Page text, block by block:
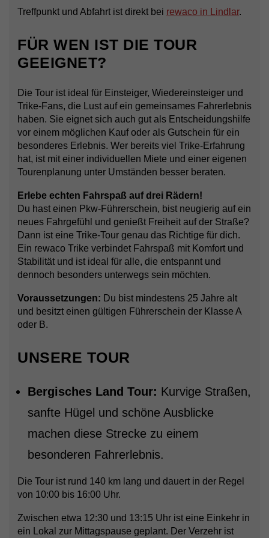
Treffpunkt und Abfahrt ist direkt bei rewaco in Lindlar.
FÜR WEN IST DIE TOUR
GEEIGNET?
Die Tour ist ideal für Einsteiger, Wiedereinsteiger und
Trike-Fans, die Lust auf ein gemeinsames Fahrerlebnis
haben. Sie eignet sich auch gut als Entscheidungshilfe
vor einem möglichen Kauf oder als Gutschein für ein
besonderes Erlebnis. Wer bereits viel Trike-Erfahrung
hat, ist mit einer individuellen Miete und einer eigenen
Tourenplanung unter Umständen besser beraten.
Erlebe echten Fahrspaß auf drei Rädern!
Du hast einen Pkw-Führerschein, bist neugierig auf ein
neues Fahrgefühl und genießt Freiheit auf der Straße?
Dann ist eine Trike-Tour genau das Richtige für dich.
Ein rewaco Trike verbindet Fahrspaß mit Komfort und
Stabilität und ist ideal für alle, die entspannt und
dennoch besonders unterwegs sein möchten.
Voraussetzungen: Du bist mindestens 25 Jahre alt
und besitzt einen gültigen Führerschein der Klasse A
oder B.
UNSERE TOUR
Bergisches Land Tour: Kurvige Straßen,
sanfte Hügel und schöne Ausblicke
machen diese Strecke zu einem
besonderen Fahrerlebnis.
Die Tour ist rund 140 km lang und dauert in der Regel
von 10:00 bis 16:00 Uhr.
Zwischen etwa 12:30 und 13:15 Uhr ist eine Einkehr in
ein Lokal zur Mittagspause geplant. Der Verzehr ist